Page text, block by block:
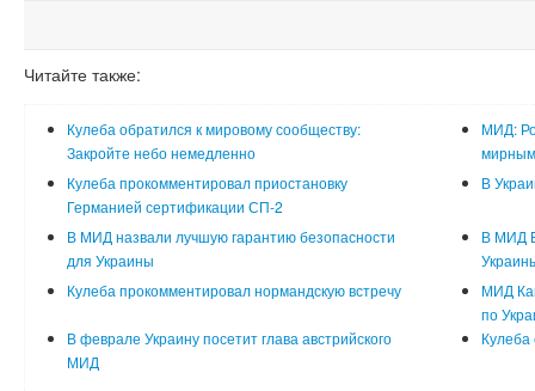
Читайте также:
Кулеба обратился к мировому сообществу:
Закройте небо немедленно
МИД:
мирным
Кулеба прокомментировал приостановку
Германией сертификации СП-2
В
В МИД назвали лучшую гарантию безопасности
для Украины
В МИД
Кулеба прокомментировал нормандскую встречу
МИД
по
В феврале Украину посетит глава австрийского
МИД
Кулеба